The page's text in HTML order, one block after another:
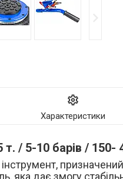
Характеристики
/ 5-10 барів / 150-
яка дає змогу